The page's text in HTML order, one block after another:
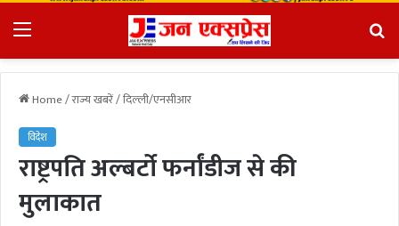
Home/राज्य खबरें/दिल्ली/एनसीआर
विदेश
राष्ट्रपति अल्बर्टो फर्नांडीज से की
मुलाकात